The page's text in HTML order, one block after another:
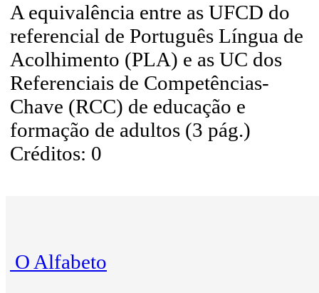
A equivalência entre as UFCD do
referencial de Português Língua de
Acolhimento (PLA) e as UC dos
Referenciais de Competências-
Chave (RCC) de educação e
formação de adultos (3 pág.)
Créditos: 0
O Alfabeto